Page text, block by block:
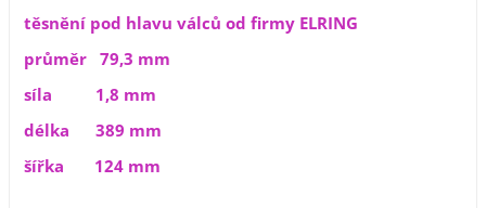
těsnění pod hlavu válců od firmy ELRING
průměr 79,3 mm
síla 1,8 mm
délka 389 mm
šířka 124 mm